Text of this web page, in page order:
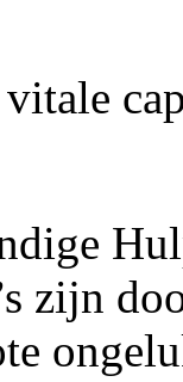
vitale
zijn